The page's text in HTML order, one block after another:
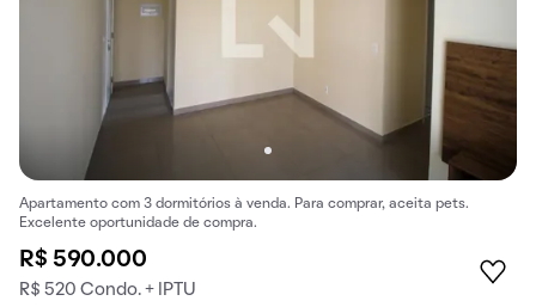
Apartamento com 3 dormitórios à venda. Para comprar, aceita pets.
Excelente oportunidade de compra.
R$ 590.000
R$ 520 Condo. + IPTU